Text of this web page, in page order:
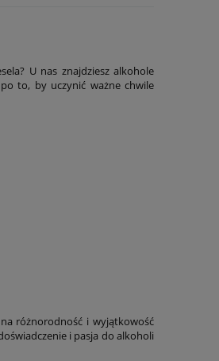
U nas znajdziesz alkohole
to, by uczynić ważne chwile
różnorodność i wyjątkowość
i pasja do alkoholi